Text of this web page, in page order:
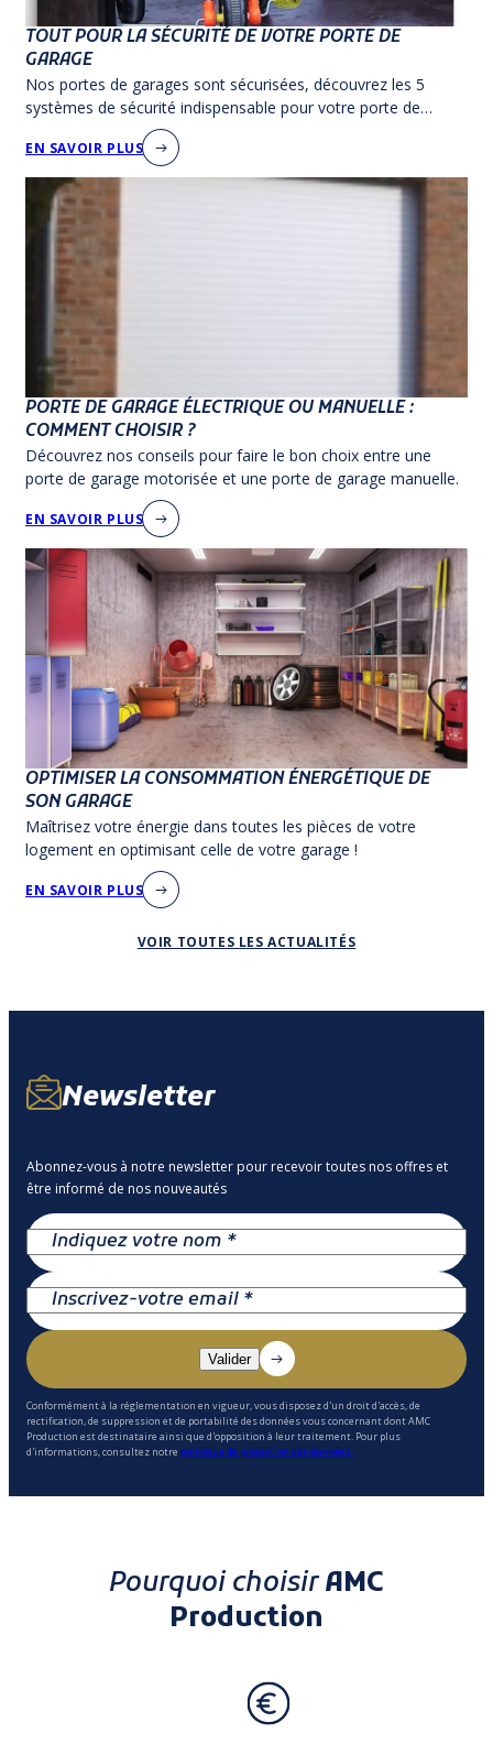
TOUT POUR LA SÉCURITÉ DE VOTRE PORTE DE
GARAGE
Nos portes de garages sont sécurisées, découvrez les 5
systèmes de sécurité indispensable pour votre porte de
EN SAVOIR PLUS
PORTE DE GARAGE ÉLECTRIQUE OU MANUELLE :
COMMENT CHOISIR ?
Découvrez nos conseils pour faire le bon choix entre une
porte de garage motorisée et une porte de garage manuelle.
EN SAVOIR PLUS
OPTIMISER LA CONSOMMATION ÉNERGÉTIQUE DE
SON GARAGE
Maîtrisez votre énergie dans toutes les pièces de votre
logement en optimisant celle de votre garage !
EN SAVOIR PLUS
VOIR TOUTES LES ACTUALITÉS
Newsletter
Abonnez-vous à notre newsletter pour recevoir toutes nos offres et
être informé de nos nouveautés
Conformément à la réglementation en vigueur, vous disposez d'un droit d'accès, de
rectification, de suppression et de portabilité des données vous concernant dont AMC
Production est destinataire ainsi que d'opposition à leur traitement. Pour plus
d'informations, consultez notre politique de protection des données.
Pourquoi choisirAMC
Production